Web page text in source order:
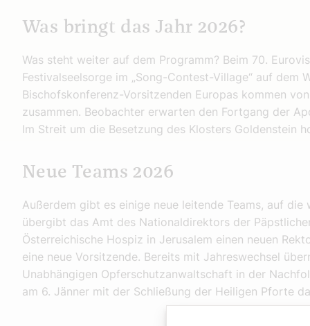
Was bringt das Jahr 2026?
Was steht weiter auf dem Programm? Beim 70.
Festivalseelsorge im „Song-Contest-Village“ auf dem
Bischofskonferenz-Vorsitzenden Europas kommen
zusammen. Beobachter erwarten den Fortgang der
Im Streit um die Besetzung des Klosters Goldenstein
Neue Teams 2026
Außerdem gibt es einige neue leitende Teams, auf die
übergibt das Amt des Nationaldirektors der
Österreichische Hospiz in Jerusalem einen neuen
eine neue Vorsitzende. Bereits mit Jahreswechsel
Unabhängigen Opferschutzanwaltschaft in der
am 6. Jänner mit der Schließung der Heiligen Pforte